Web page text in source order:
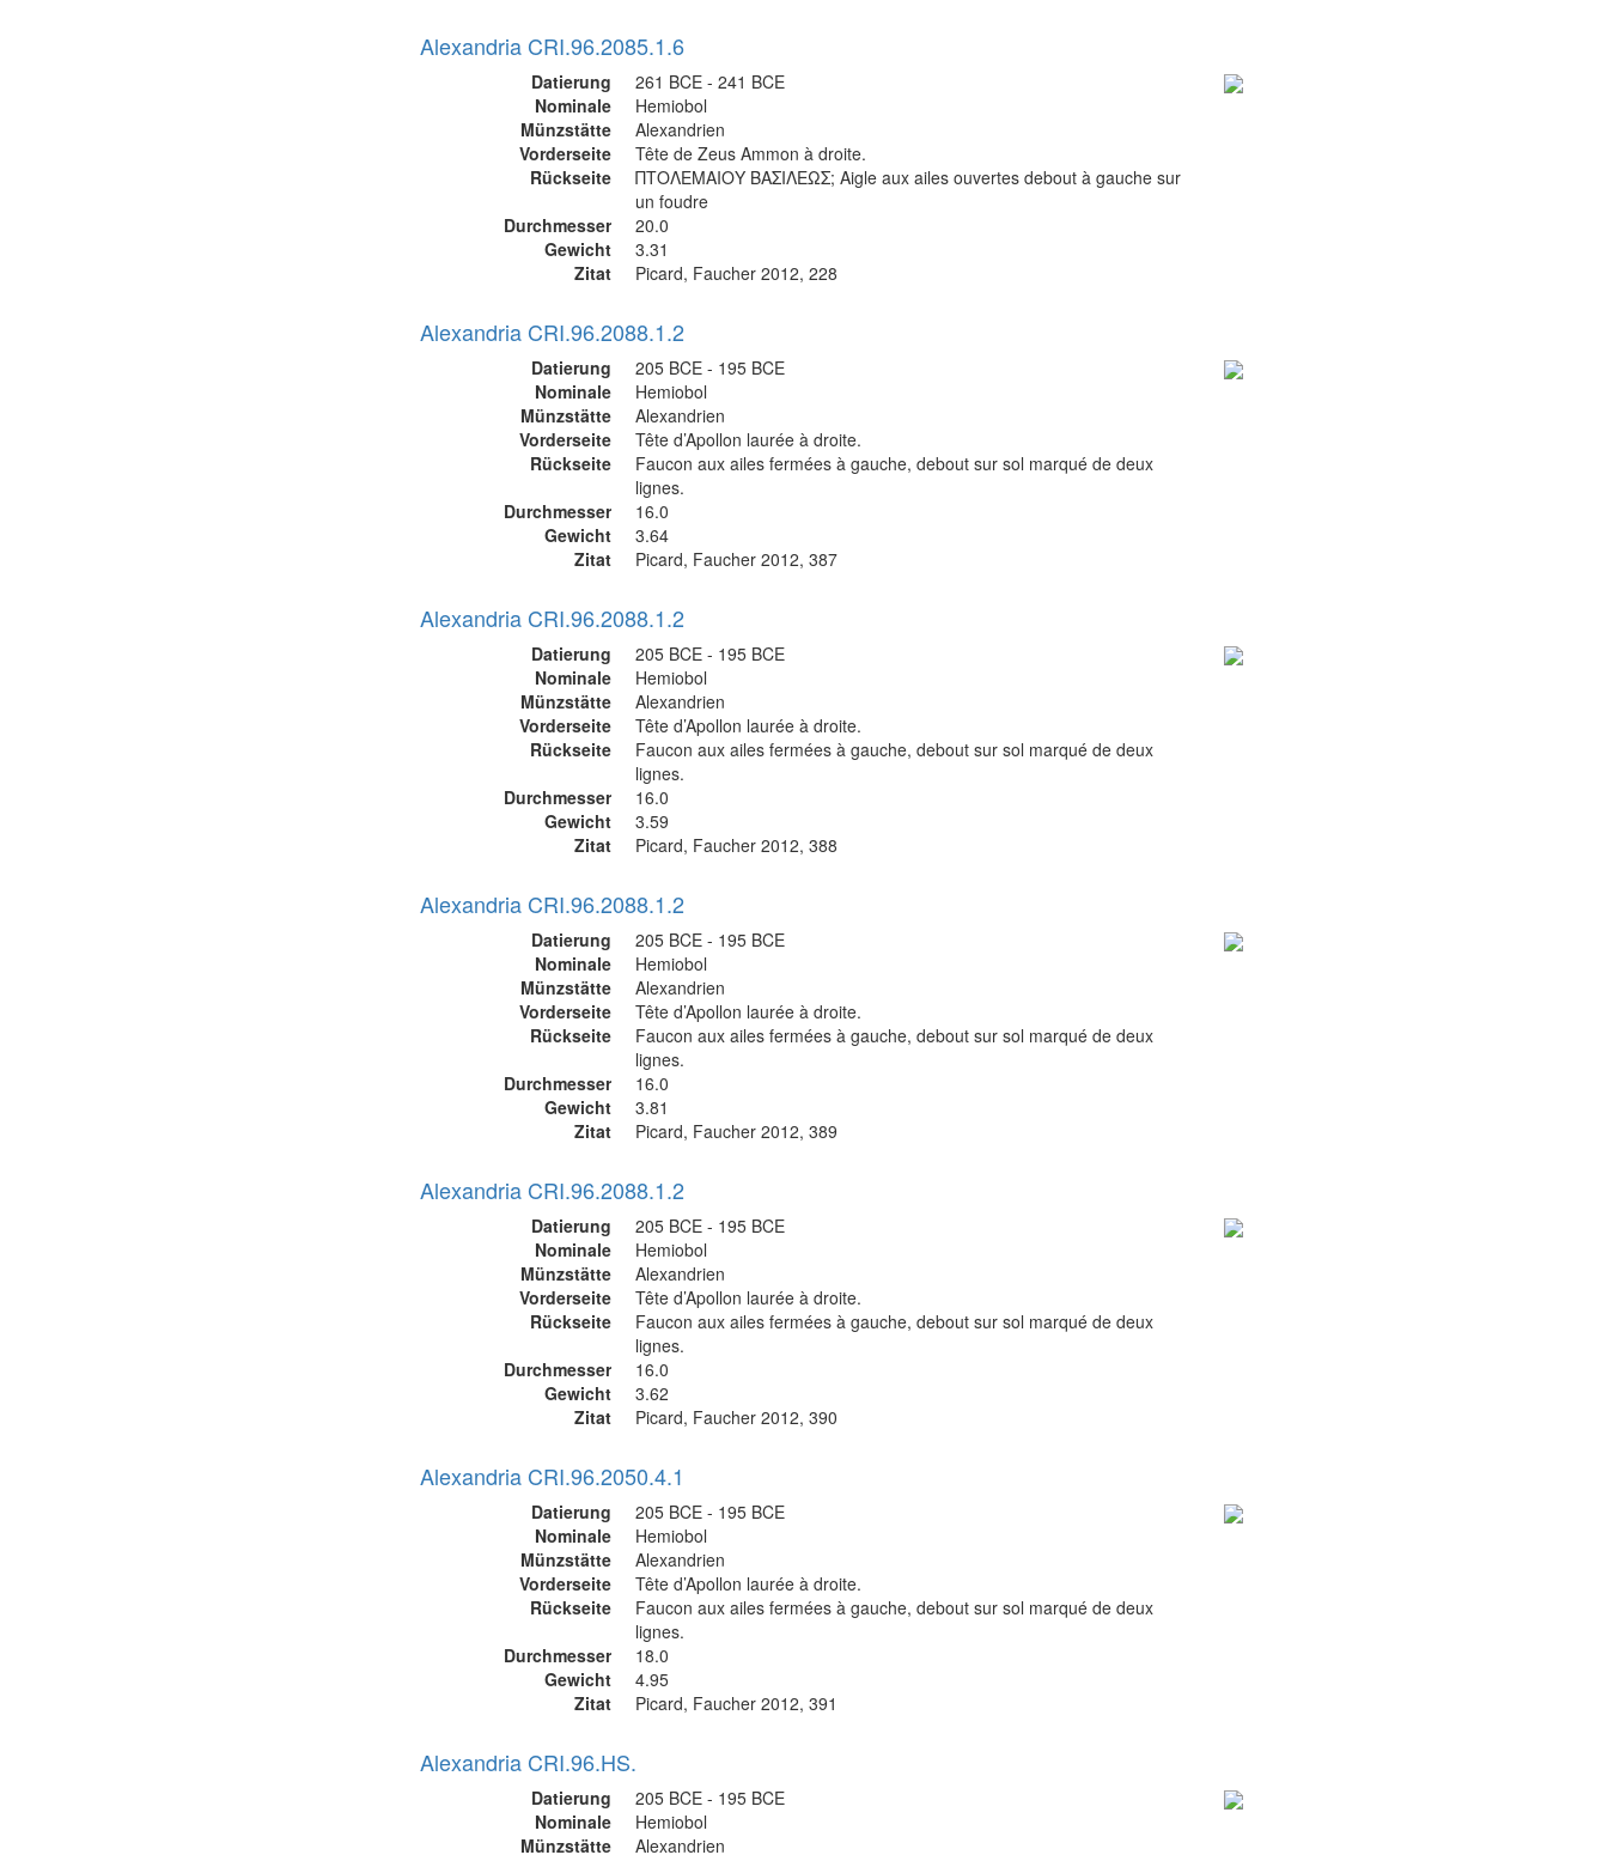
Alexandria CRI.96.2085.1.6
Datierung
261 BCE - 241 BCE
Nominale
Hemiobol
Münzstätte
Alexandrien
Vorderseite
Tête de Zeus Ammon à droite.
Rückseite
ΠΤΟΛΕΜΑΙΟΥ ΒΑΣΙΛΕΩΣ; Aigle aux ailes ouvertes debout à gauche sur
un foudre
Durchmesser
20.0
Gewicht
3.31
Zitat
Picard, Faucher 2012, 228
Alexandria CRI.96.2088.1.2
Datierung
205 BCE - 195 BCE
Nominale
Hemiobol
Münzstätte
Alexandrien
Vorderseite
Tête d’Apollon laurée à droite.
Rückseite
Faucon aux ailes fermées à gauche, debout sur sol marqué de deux
lignes.
Durchmesser
16.0
Gewicht
3.64
Zitat
Picard, Faucher 2012, 387
Alexandria CRI.96.2088.1.2
Datierung
205 BCE - 195 BCE
Nominale
Hemiobol
Münzstätte
Alexandrien
Vorderseite
Tête d’Apollon laurée à droite.
Rückseite
Faucon aux ailes fermées à gauche, debout sur sol marqué de deux
lignes.
Durchmesser
16.0
Gewicht
3.59
Zitat
Picard, Faucher 2012, 388
Alexandria CRI.96.2088.1.2
Datierung
205 BCE - 195 BCE
Nominale
Hemiobol
Münzstätte
Alexandrien
Vorderseite
Tête d’Apollon laurée à droite.
Rückseite
Faucon aux ailes fermées à gauche, debout sur sol marqué de deux
lignes.
Durchmesser
16.0
Gewicht
3.81
Zitat
Picard, Faucher 2012, 389
Alexandria CRI.96.2088.1.2
Datierung
205 BCE - 195 BCE
Nominale
Hemiobol
Münzstätte
Alexandrien
Vorderseite
Tête d’Apollon laurée à droite.
Rückseite
Faucon aux ailes fermées à gauche, debout sur sol marqué de deux
lignes.
Durchmesser
16.0
Gewicht
3.62
Zitat
Picard, Faucher 2012, 390
Alexandria CRI.96.2050.4.1
Datierung
205 BCE - 195 BCE
Nominale
Hemiobol
Münzstätte
Alexandrien
Vorderseite
Tête d’Apollon laurée à droite.
Rückseite
Faucon aux ailes fermées à gauche, debout sur sol marqué de deux
lignes.
Durchmesser
18.0
Gewicht
4.95
Zitat
Picard, Faucher 2012, 391
Alexandria CRI.96.HS.
Datierung
205 BCE - 195 BCE
Nominale
Hemiobol
Münzstätte
Alexandrien